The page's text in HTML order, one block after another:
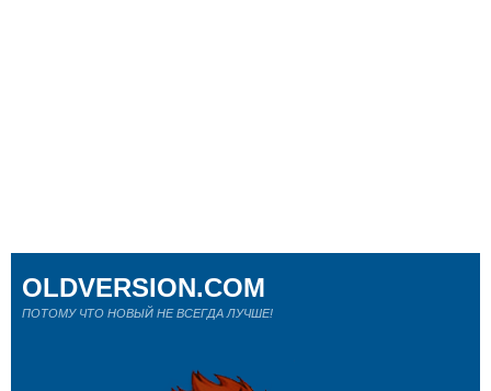
OLDVERSION.COM
ПОТОМУ ЧТО НОВЫЙ НЕ ВСЕГДА ЛУЧШЕ!